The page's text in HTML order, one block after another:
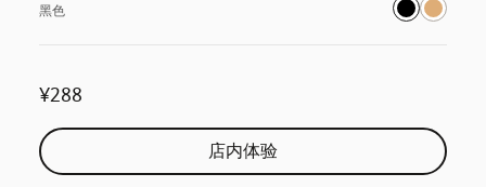
黑色
¥288
店内体验